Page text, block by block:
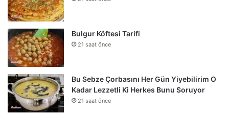
Bulgur Köftesi Tarifi
21 saat önce
Bu Sebze Çorbasını Her Gün Yiyebilirim O
Kadar Lezzetli Ki Herkes Bunu Soruyor
21 saat önce